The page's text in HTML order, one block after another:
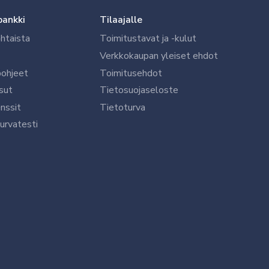
Tilaajalle
Toimitustavat ja -kulut
Verkkokaupan yleiset ehdot
Toimitusehdot
Tietosuojaseloste
Tietoturva